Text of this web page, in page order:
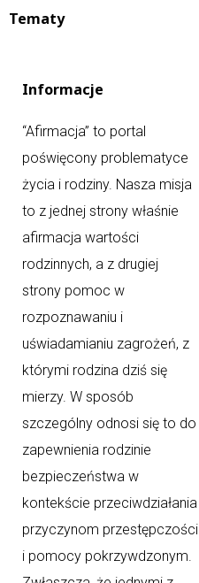
Tematy
Informacje
“Afirmacja” to portal
poświęcony problematyce
życia i rodziny. Nasza misja
to z jednej strony właśnie
afirmacja wartości
rodzinnych, a z drugiej
strony pomoc w
rozpoznawaniu i
uświadamianiu zagrożeń, z
którymi rodzina dziś się
mierzy. W sposób
szczególny odnosi się to do
zapewnienia rodzinie
bezpieczeństwa w
kontekście przeciwdziałania
przyczynom przestępczości
i pomocy pokrzywdzonym.